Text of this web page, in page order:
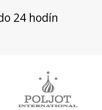
24 hodín